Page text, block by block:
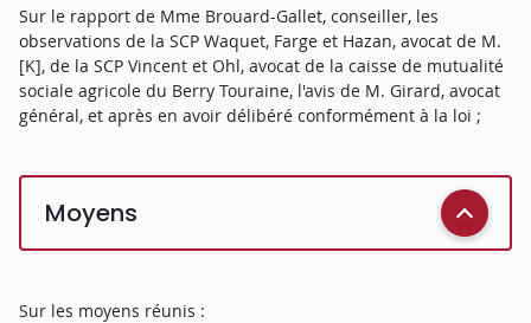
Sur le rapport de Mme Brouard-Gallet, conseiller, les
observations de la SCP Waquet, Farge et Hazan, avocat de M.
[K], de la SCP Vincent et Ohl, avocat de la caisse de mutualité
sociale agricole du Berry Touraine, l'avis de M. Girard, avocat
général, et après en avoir délibéré conformément à la loi ;
Moyens
Sur les moyens réunis :